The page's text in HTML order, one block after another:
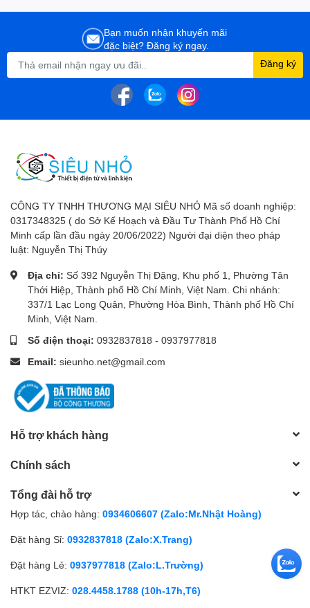
Bạn muốn nhận khuyến mãi
đặc biệt? Đăng ký ngay.
Đăng ký
CÔNG TY TNHH THƯƠNG MẠI SIÊU NHỎ Mã số doanh nghiệp:
0317348325 ( do Sở Kế Hoạch và Đầu Tư Thành Phố Hồ Chí
Minh cấp lần đầu ngày 20/06/2022) Người đại diện theo pháp
luật: Nguyễn Thị Thúy
Địa chỉ: Số 392 Nguyễn Thị Đặng, Khu phố 1, Phường Tân
Thới Hiệp, Thành phố Hồ Chí Minh, Việt Nam. Chi nhánh:
337/1 Lạc Long Quân, Phường Hòa Bình, Thành phố Hồ Chí
Minh, Việt Nam.
Số điện thoại: 0932837818 - 0937977818
Email: sieunho.net@gmail.com
Hỗ trợ khách hàng
Chính sách
Tổng đài hỗ trợ
Hợp tác, chào hàng: 0934606607 (Zalo:Mr.Nhật Hoàng)
Đặt hàng Sỉ: 0932837818 (Zalo:X.Trang)
Đặt hàng Lẻ: 0937977818 (Zalo:L.Trường)
HTKT EZVIZ: 028.4458.1788 (10h-17h,T6)